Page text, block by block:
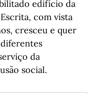
edifício da
com vista
cresceu e quer
da
social.